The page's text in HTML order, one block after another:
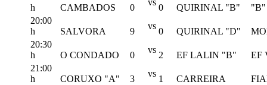
h
CAMBADOS 0
vs
0 QUIRINAL "B"
"B"
20:00
h
SALVORA 9
vs
0 QUIRINAL "D"
20:30
h
O CONDADO 0
vs
2 EF LALIN "B"
EF
21:00
h
CORUXO "A" 3
vs
1 CARREIRA